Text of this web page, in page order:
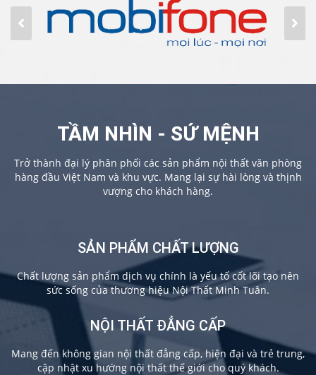
TẦM NHÌN - SỨ MỆNH
Trở thành đại lý phân phối các sản phẩm nội thất văn phòng
hàng đầu Việt Nam và khu vực. Mang lại sự hài lòng và thịnh
vượng cho khách hàng.
SẢN PHẨM CHẤT LƯỢNG
Chất lượng sản phẩm dịch vụ chính là yếu tố cốt lõi tạo nên
sức sống của thương hiệu Nội Thất Minh Tuân.
NỘI THẤT ĐẲNG CẤP
Mang đến không gian nội thất đẳng cấp, hiện đại và trẻ trung,
cập nhật xu hướng nội thất thế giới cho quý khách.